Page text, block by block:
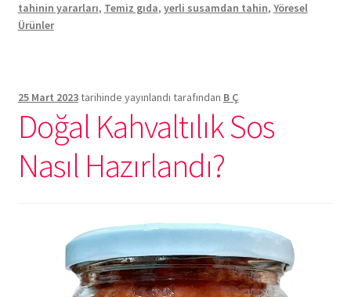
tahinin yararları, Temiz gıda, yerli susamdan tahin, Yöresel
Ürünler
25 Mart 2023tarihinde yayınlandı tarafından B Ç
Doğal Kahvaltılık Sos
Nasıl Hazırlandı?